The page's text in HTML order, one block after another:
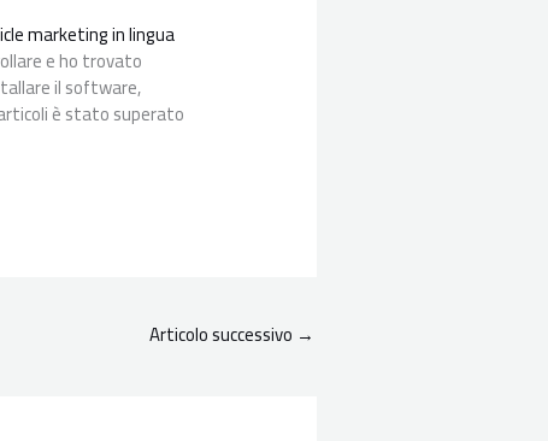
marketing in lingua
e ho trovato
il software,
è stato superato
Articolo successivo →